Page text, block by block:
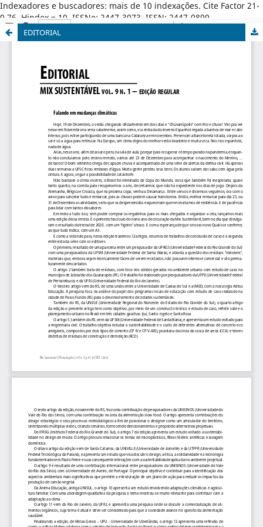
Indexadores e buscadores: mais de 10 indexações. Cite Factor 21-
0,76. Hindex = 10. ISSNe: 2447-3073. ISSN: 2447-0899.
EDITORIAL